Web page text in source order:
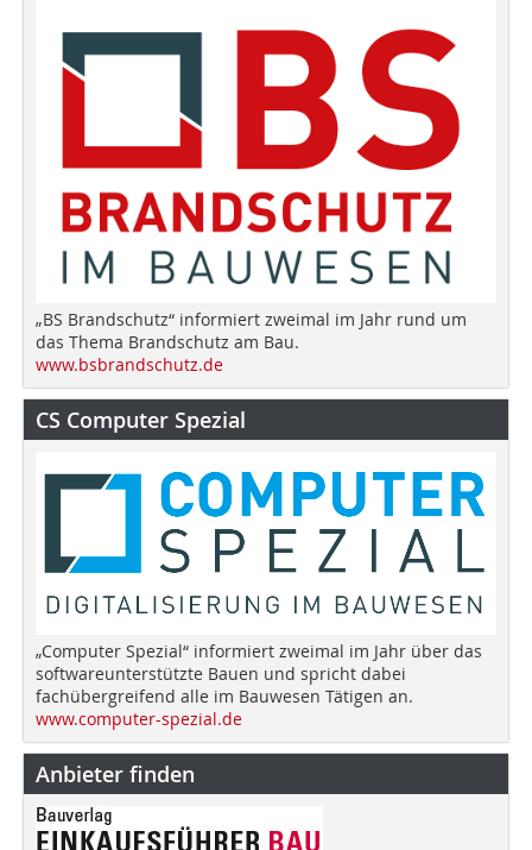
„BS Brandschutz“ informiert zweimal im Jahr rund um
das Thema Brandschutz am Bau.
www.bsbrandschutz.de
CS Computer Spezial
„Computer Spezial“ informiert zweimal im Jahr über das
softwareunterstützte Bauen und spricht dabei
fachübergreifend alle im Bauwesen Tätigen an.
www.computer-spezial.de
Anbieter finden